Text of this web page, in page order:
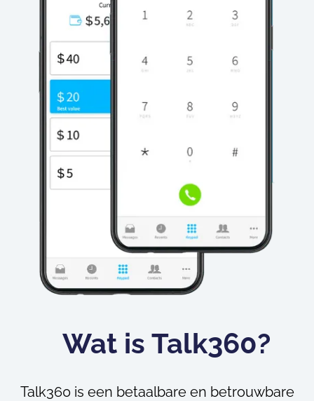
Wat is Talk360?
Talk360 is een betaalbare en betrouwbare